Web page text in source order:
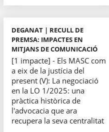
DEGANAT | RECULL DE
PREMSA: IMPACTES EN
MITJANS DE COMUNICACIÓ
[1 impacte] - Els MASC com
a eix de la justícia del
present (V): La negociació
en la LO 1/2025: una
pràctica històrica de
l'advocacia que ara
recupera la seva centralitat